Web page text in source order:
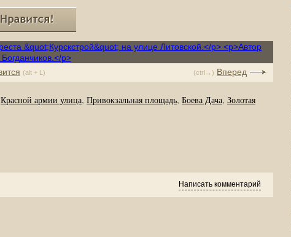
(alt + L) (ctrl→) Вперед
Красной армии улица, Привокзальная площадь, Боева Дача, Золотая
Написать комментарий